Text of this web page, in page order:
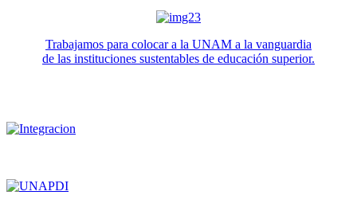
Trabajamos para colocar a la UNAM a la vanguardia
de las instituciones sustentables de educación superior.